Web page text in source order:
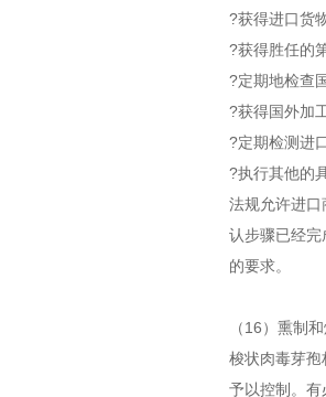
?获得进口货
?获得胜任的
?定期地检查
?获得国外加
?定期检测进
?执行其他的
法规允许进
认步骤已经
的要求。
（16）熏制
梭状肉毒芽
予以控制。